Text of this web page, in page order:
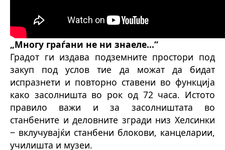
„Многу граѓани не ни знаеле...“
Градот ги издава подземните простори под
закуп под услов тие да можат да бидат
испразнети и повторно ставени во функција
како засолништа во рок од 72 часа. Истото
правило важи и за засолништата во
станбените и деловните згради низ Хелсинки
‒ вклучувајќи станбени блокови, канцеларии,
училишта и музеи.